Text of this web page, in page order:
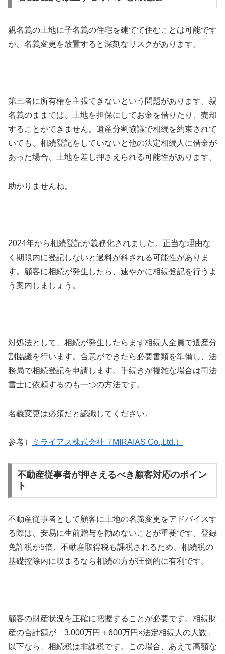
親名義の土地に子名義の住宅を建てて住むことは可能です
が、名義変更を放置すると深刻なリスクがあります。
第三者に所有権を主張できないという問題があります。親
名義のままでは、土地を担保にしてお金を借りたり、売却
することができません。遺産分割協議で相続を約束されて
いても、相続登記をしていないと他の法定相続人に借金が
あった場合、土地を差し押さえられる可能性があります。
助かりませんね。
2024年から相続登記が義務化されました。正当な理由な
く期限内に登記しないと過料が科される可能性がありま
す。顧客に相続が発生したら、速やかに相続登記を行うよ
う案内しましょう。
対処法として、相続が発生したらまず相続人全員で遺産分
割協議を行います。合意ができたら必要書類を準備し、法
務局で相続登記を申請します。手続きが複雑な場合は司法
書士に依頼するのも一つの方法です。
名義変更は必須だと認識してください。
参考） ミライアス株式会社（MIRAIAS Co.,Ltd.）
不動産従事者が押さえるべき顧客対応のポイン
ト
不動産従事者として顧客に土地の名義変更をアドバイスす
る際は、安易に生前贈与を勧めないことが重要です。登録
免許税が5倍、不動産取得税も課税されるため、相続税の
基礎控除内に収まるなら相続の方が圧倒的に有利です。
顧客の財産状況を正確に把握することが必要です。相続財
産の合計額が「3,000万円＋600万円×法定相続人の人数」
以下なら、相続税は非課税です。この場合、あえて高額な